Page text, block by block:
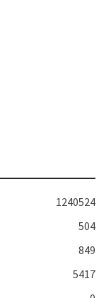
1240524
504
849
5417